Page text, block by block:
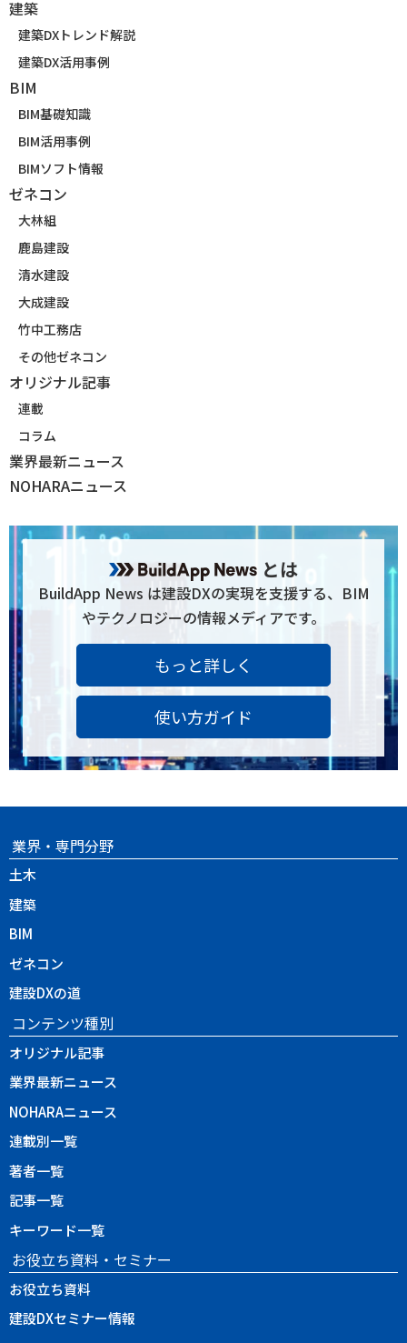
建築
建築DXトレンド解説
建築DX活用事例
BIM
BIM基礎知識
BIM活用事例
BIMソフト情報
ゼネコン
大林組
鹿島建設
清水建設
大成建設
竹中工務店
その他ゼネコン
オリジナル記事
連載
コラム
業界最新ニュース
NOHARAニュース
とは
BuildApp News は建設DXの実現を支援する、BIM
やテクノロジーの情報メディアです。
もっと詳しく
使い方ガイド
業界・専門分野
土木
建築
BIM
ゼネコン
建設DXの道
コンテンツ種別
オリジナル記事
業界最新ニュース
NOHARAニュース
連載別一覧
著者一覧
記事一覧
キーワード一覧
お役立ち資料・セミナー
お役立ち資料
建設DXセミナー情報